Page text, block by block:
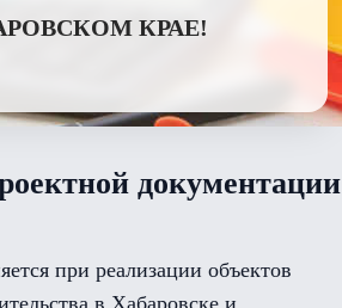
КРАЕ!
документации
при реализации объектов
в Хабаровске и